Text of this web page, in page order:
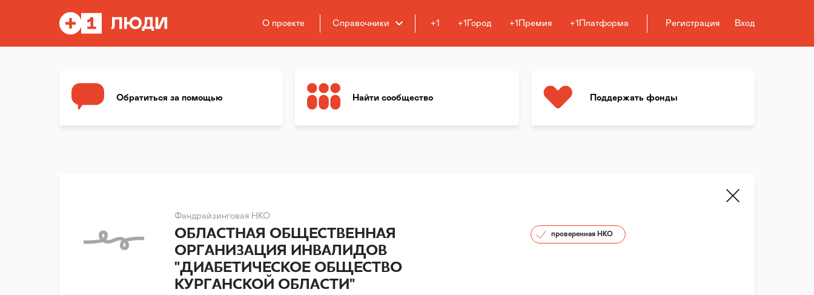
О проекте Справочники +1 +1Город +1Премия +1Платформа Регистрация Вход
Обратиться за помощью Найти сообщество Поддержать фонды
Фандрайзинговая НКО
ОБЛАСТНАЯ ОБЩЕСТВЕННАЯ
ОРГАНИЗАЦИЯ ИНВАЛИДОВ
"ДИАБЕТИЧЕСКОЕ ОБЩЕСТВО
КУРГАНСКОЙ ОБЛАСТИ"
проверенная НКО